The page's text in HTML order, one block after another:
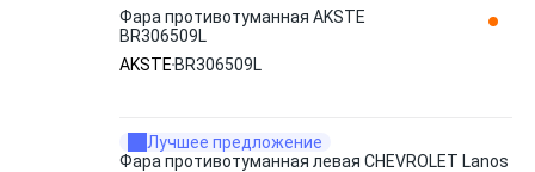
Фара противотуманная AKSTE
BR306509L
AKSTE BR306509L
Лучшее предложение
Фара противотуманная левая CHEVROLET Lanos